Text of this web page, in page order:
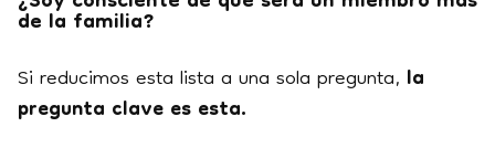
de la familia?
Si reducimos esta lista a una sola pregunta,la
pregunta clave es esta.